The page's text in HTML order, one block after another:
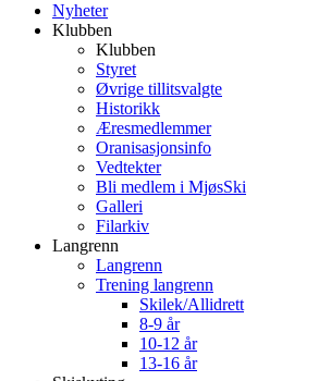
Nyheter
Klubben
Klubben
Styret
Øvrige tillitsvalgte
Historikk
Æresmedlemmer
Oranisasjonsinfo
Vedtekter
Bli medlem i MjøsSki
Galleri
Filarkiv
Langrenn
Langrenn
Trening langrenn
Skilek/Allidrett
8-9 år
10-12 år
13-16 år